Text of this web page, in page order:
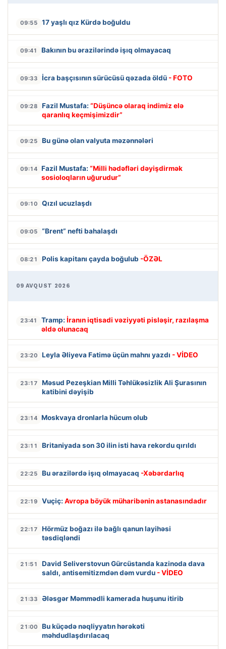
09:55 17 yaşlı qız Kürdə boğuldu
09:41 Bakının bu ərazilərində işıq olmayacaq
09:33 İcra başçısının sürücüsü qəzada öldü - FOTO
09:28 Fazil Mustafa: “Düşüncə olaraq indimiz elə
qaranlıq keçmişimizdir”
09:25 Bu günə olan valyuta məzənnələri
09:14 Fazil Mustafa: “Milli hədəfləri dəyişdirmək
sosioloqların uğurudur”
09:10 Qızıl ucuzlaşdı
09:05 “Brent” nefti bahalaşdı
08:21 Polis kapitanı çayda boğulub -ÖZƏL
09 AVQUST 2026
23:41 Tramp: İranın iqtisadi vəziyyəti pisləşir, razılaşma
əldə olunacaq
23:20 Leyla Əliyeva Fatimə üçün mahnı yazdı - VİDEO
23:17
Məsud Pezeşkian Milli Təhlükəsizlik Ali Şurasının
katibini dəyişib
23:14 Moskvaya dronlarla hücum olub
23:11 Britaniyada son 30 ilin isti hava rekordu qırıldı
22:25 Bu ərazilərdə işıq olmayacaq -Xəbərdarlıq
22:19 Vuçiç: Avropa böyük müharibənin astanasındadır
22:17
Hörmüz boğazı ilə bağlı qanun layihəsi
təsdiqləndi
21:51
David Seliverstovun Gürcüstanda kazinoda dava
saldı, antisemitizmdən dəm vurdu - VİDEO
21:33 Ələsgər Məmmədli kamerada huşunu itirib
21:00
Bu küçədə nəqliyyatın hərəkəti
məhdudlaşdırılacaq